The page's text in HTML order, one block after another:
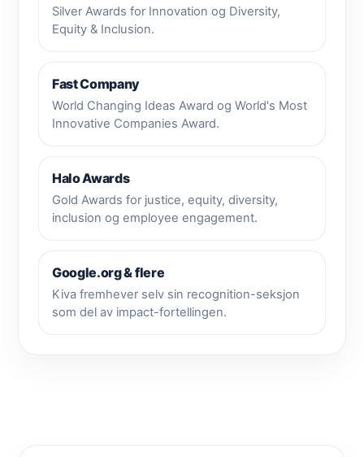
Silver Awards for Innovation og Diversity,
Equity & Inclusion.
Fast Company
World Changing Ideas Award og World's Most
Innovative Companies Award.
Halo Awards
Gold Awards for justice, equity, diversity,
inclusion og employee engagement.
Google.org & flere
Kiva fremhever selv sin recognition-seksjon
som del av impact-fortellingen.